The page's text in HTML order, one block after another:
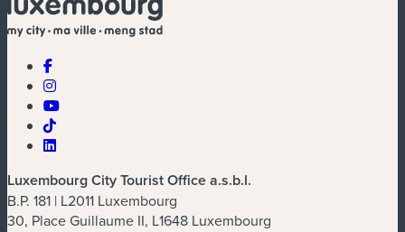
Luxembourg City Tourist Office a.s.b.l.
B.P. 181 | L2011 Luxembourg
30, Place Guillaume II, L1648 Luxembourg